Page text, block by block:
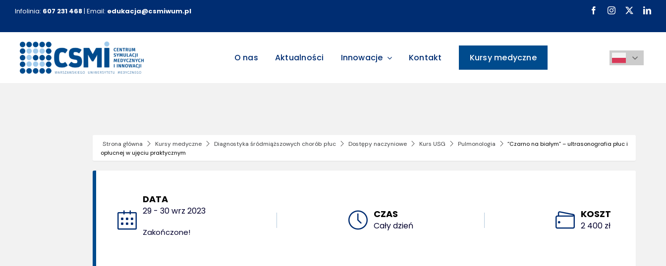
zawartości
Infolinia: 607 231 468| Email: edukacja@csmiwum.pl
O nas Aktualności Innowacje Kontakt Kursy medyczne
Strona główna Kursy medyczne Diagnostyka śródmiąższowych chorób płuc Dostępy naczyniowe Kurs USG Pulmonologia
“Czarno na białym” – ultrasonografia płuc i
opłucnej w ujęciu praktycznym
DATA
29 - 30 wrz 2023
Zakończone!
CZAS
Cały dzień
KOSZT
2 400 zł